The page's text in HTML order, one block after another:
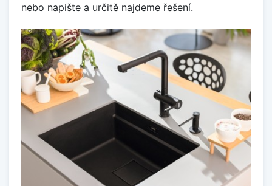
nebo napište a určitě najdeme řešení.